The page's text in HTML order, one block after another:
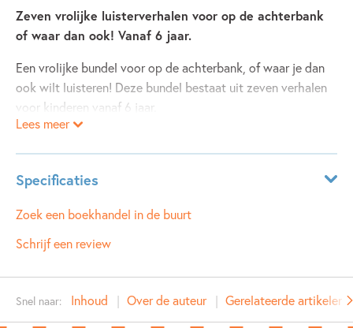
Zeven vrolijke luisterverhalen voor op de achterbank
of waar dan ook! Vanaf 6 jaar.
Een vrolijke bundel voor op de achterbank, of waar je dan
ook wilt luisteren! Deze bundel bestaat uit zeven verhalen
voor kinderen vanaf 6 jaar.
Waakhaai ontsnapt van Reggie Naus, voorgelezen door
Frans van Deursen
<br>
De waterfiets van Lizette de Koning, voorgelezen door Job
Lees meer
Specificaties
Leeftijdsindicatie: 5 - 8 jaar
ISBN:
9789021685267
Auteur(s):
Reggie Naus, Lizette de Koning
Zoek een boekhandel in de buurt
Schrijf een review
Snel naar: Inhoud Over de auteur Gerelateerde artikelen